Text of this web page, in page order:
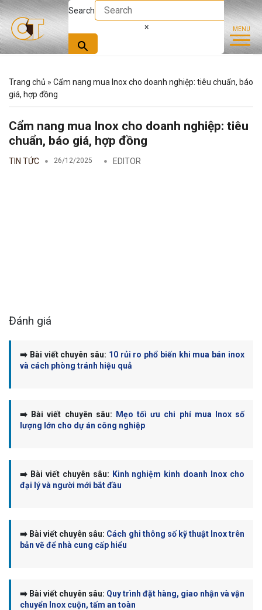
Search
×
Trang chủ » Cẩm nang mua Inox cho doanh nghiệp: tiêu chuẩn, báo
giá, hợp đồng
Cẩm nang mua Inox cho doanh nghiệp: tiêu
chuẩn, báo giá, hợp đồng
TIN TỨC 26/12/2025 EDITOR
Đánh giá
➡️ Bài viết chuyên sâu: 10 rủi ro phổ biến khi mua bán inox
và cách phòng tránh hiệu quả
➡️ Bài viết chuyên sâu:
Mẹo tối ưu chi phí mua Inox số
lượng lớn cho dự án công nghiệp
➡️ Bài viết chuyên sâu: Kinh nghiệm kinh doanh Inox cho
đại lý và người mới bắt đầu
➡️ Bài viết chuyên sâu: Cách ghi thông số kỹ thuật Inox trên
bản vẽ để nhà cung cấp hiểu
➡️ Bài viết chuyên sâu: Quy trình đặt hàng, giao nhận và vận
chuyển Inox cuộn, tấm an toàn